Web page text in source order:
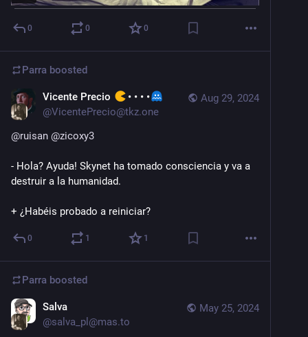
0 0 0
Parra boosted
Aug 29, 2024
Vicente Precio
• • • •
@VicentePrecio@tkz.one
@ruisan @zicoxy3
- Hola? Ayuda! Skynet ha tomado consciencia y va a
destruir a la humanidad.
+ ¿Habéis probado a reiniciar?
0 1 1
Parra boosted
May 25, 2024
Salva
@salva_pl@mas.to